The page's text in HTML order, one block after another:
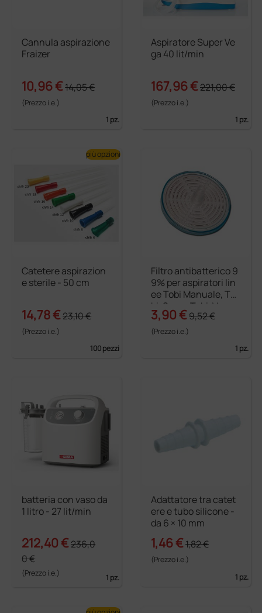
Cannula aspirazione
Fraizer
10,96 €14,05 €
(Prezzo i.e.)
1 pz.
Aspiratore Super Ve
ga 40 lit/min
167,96 €221,00 €
(Prezzo i.e.)
1 pz.
Catetere aspirazion
e sterile - 50 cm
14,78 €23,10 €
(Prezzo i.e.)
100 pezzi
più opzioni
Filtro antibatterico 9
9% per aspiratori lin
ee Tobi Manuale, To
bi, Super Tobi, Vega
1, Vega, Super Vega e
New Mamilat
3,90 €9,52 €
(Prezzo i.e.)
1 pz.
batteria con vaso da
1 litro - 27 lit/min
212,40 €236,0
0 €
(Prezzo i.e.) 1 pz.
Adattatore tra catet
ere e tubo silicone -
da 6 × 10 mm
1,46 €1,82 €
(Prezzo i.e.)
1 pz.